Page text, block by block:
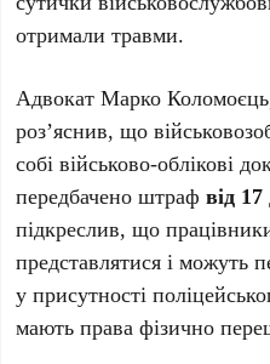
отримали травми.
Адвокат Марко
роз’яснив, що
собі військово-облікові
передбачено штрафвід
підкреслив, що
представлятися і можуть
у присутності
мають права фізично